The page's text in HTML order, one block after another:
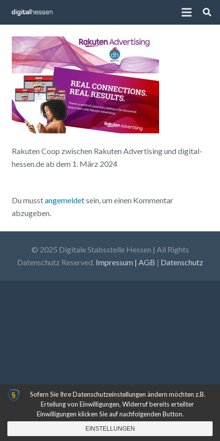
Rakuten Coop zwischen Rakuten Advertising und digital-
hessen.de ab dem 1. März 2024
Du musstangemeldetsein, um einen Kommentar
abzugeben.
© 2025 Digitale Stabsstelle Hessen | All Rights
Datenschutz Reserved. Impressum | AGB | Datenschutz
Sofern Sie Ihre Datenschutzeinstellungen ändern möchten z.B.
Erteilung von Einwilligungen, Widerruf bereits erteilter
Einwilligungen klicken Sie auf nachfolgenden Button.
EINSTELLUNGEN